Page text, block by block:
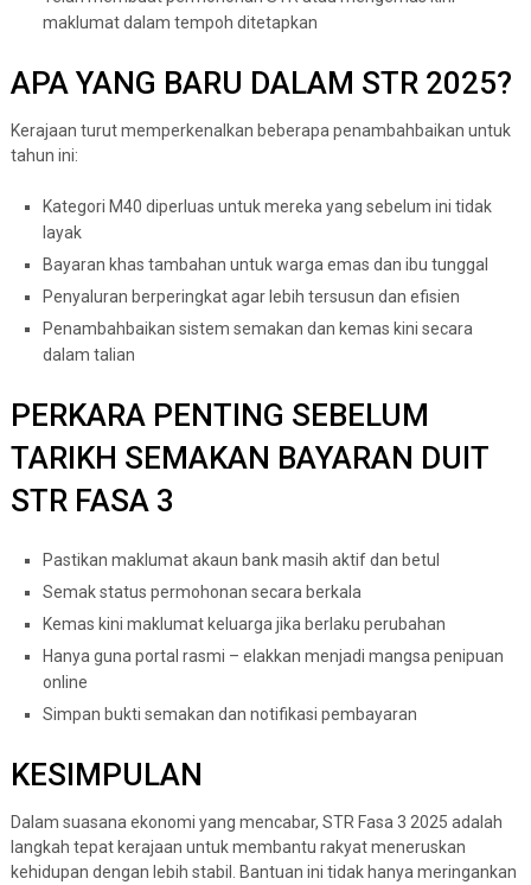
maklumat dalam tempoh ditetapkan
APA YANG BARU DALAM STR 2025?
Kerajaan turut memperkenalkan beberapa penambahbaikan untuk
tahun ini:
Kategori M40 diperluas untuk mereka yang sebelum ini tidak
layak
Bayaran khas tambahan untuk warga emas dan ibu tunggal
Penyaluran berperingkat agar lebih tersusun dan efisien
Penambahbaikan sistem semakan dan kemas kini secara
dalam talian
PERKARA PENTING SEBELUM
TARIKH SEMAKAN BAYARAN DUIT
STR FASA 3
Pastikan maklumat akaun bank masih aktif dan betul
Semak status permohonan secara berkala
Kemas kini maklumat keluarga jika berlaku perubahan
Hanya guna portal rasmi – elakkan menjadi mangsa penipuan
online
Simpan bukti semakan dan notifikasi pembayaran
KESIMPULAN
Dalam suasana ekonomi yang mencabar, STR Fasa 3 2025 adalah
langkah tepat kerajaan untuk membantu rakyat meneruskan
kehidupan dengan lebih stabil. Bantuan ini tidak hanya meringankan